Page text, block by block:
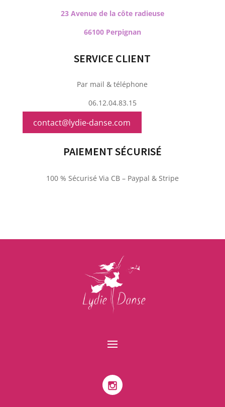
23 Avenue de la côte radieuse
66100 Perpignan
SERVICE CLIENT
Par mail & téléphone
06.12.04.83.15
contact@lydie-danse.com
PAIEMENT SÉCURISÉ
100 % Sécurisé Via CB – Paypal & Stripe